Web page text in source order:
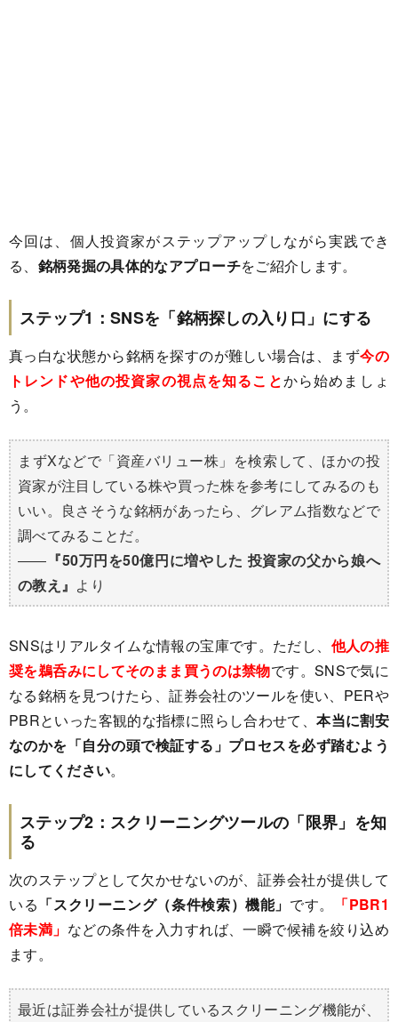
今回は、個人投資家がステップアップしながら実践でき
る、 銘柄発掘の具体的なアプローチをご紹介します。
ステップ1：SNSを「銘柄探しの入り口」にする
真っ白な状態から銘柄を探すのが難しい場合は、まず今の
トレンドや他の投資家の視点を知ることから始めましょ
う。
まずXなどで「資産バリュー株」を検索して、ほかの投
資家が注目している株や買った株を参考にしてみるのも
いい。良さそうな銘柄があったら、グレアム指数などで
調べてみることだ。
―― 『50万円を50億円に増やした 投資家の父から娘へ
の教え』 より
SNSはリアルタイムな情報の宝庫です。ただし、 他人の推
奨を鵜呑みにしてそのまま買うのは禁物です。SNSで気に
なる銘柄を見つけたら、証券会社のツールを使い、PERや
PBRといった客観的な指標に照らし合わせて、本当に割安
なのかを「自分の頭で検証する」プロセスを必ず踏むよう
にしてください。
ステップ2：スクリーニングツールの「限界」を知
る
次のステップとして欠かせないのが、証券会社が提供して
いる 「スクリーニング（条件検索）機能」 です。
「PBR1
倍未満」 などの条件を入力すれば、一瞬で候補を絞り込め
ます。
最近は証券会社が提供しているスクリーニング機能が、